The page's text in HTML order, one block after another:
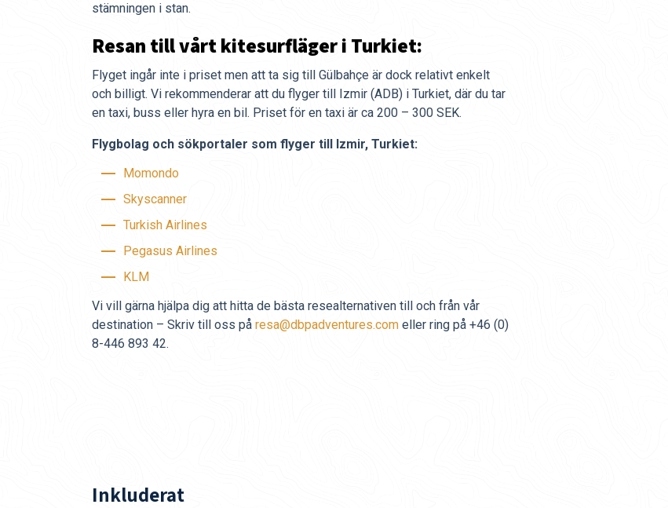
stämningen i stan.
Resan till vårt kitesurfläger i Turkiet:
Flyget ingår inte i priset men att ta sig till Gülbahçe är dock relativt enkelt
och billigt. Vi rekommenderar att du flyger till Izmir (ADB) i Turkiet, där du tar
en taxi, buss eller hyra en bil. Priset för en taxi är ca 200 – 300 SEK.
Flygbolag och sökportaler som flyger till Izmir, Turkiet:
Momondo
Skyscanner
Turkish Airlines
Pegasus Airlines
KLM
Vi vill gärna hjälpa dig att hitta de bästa resealternativen till och från vår
destination – Skriv till oss på resa@dbpadventures.com eller ring på +46 (0)
8-446 893 42.
Inkluderat